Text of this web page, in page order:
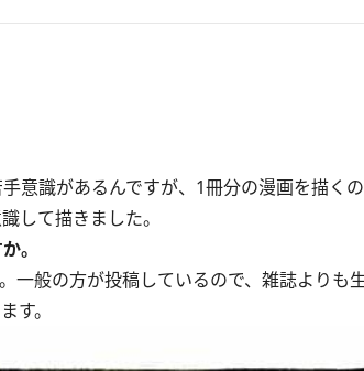
意識があるんですが、1冊分の漫画を描く
して描きました。
。
般の方が投稿しているので、雑誌よりも
す。